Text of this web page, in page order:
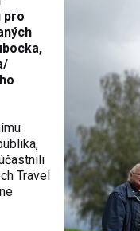
pro
Travel